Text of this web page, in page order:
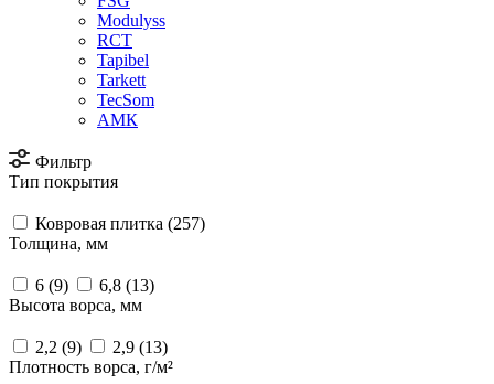
Modulyss
RCT
Tapibel
Tarkett
TecSom
АМК
Фильтр
Тип покрытия
Ковровая плитка (257)
Толщина, мм
6 (9) 6,8 (13)
Высота ворса, мм
2,2 (9) 2,9 (13)
Плотность ворса, г/м²